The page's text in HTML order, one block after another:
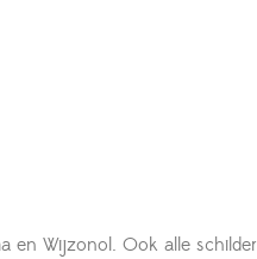
en Wijzonol. Ook alle schilder